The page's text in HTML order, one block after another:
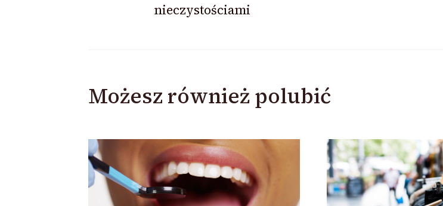
nieczystościami
Możesz również polubić